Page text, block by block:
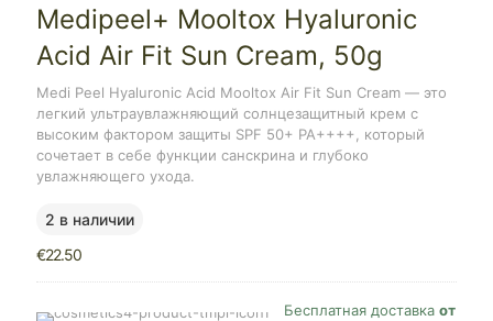
Medipeel+ Mooltox Hyaluronic
Acid Air Fit Sun Cream, 50g
Medi Peel Hyaluronic Acid Mooltox Air Fit Sun Cream — это
легкий ультраувлажняющий солнцезащитный крем с
высоким фактором защиты SPF 50+ PA++++, который
сочетает в себе функции санскрина и глубоко
увлажняющего ухода.
2 в наличии
€22.50
Бесплатная доставка от